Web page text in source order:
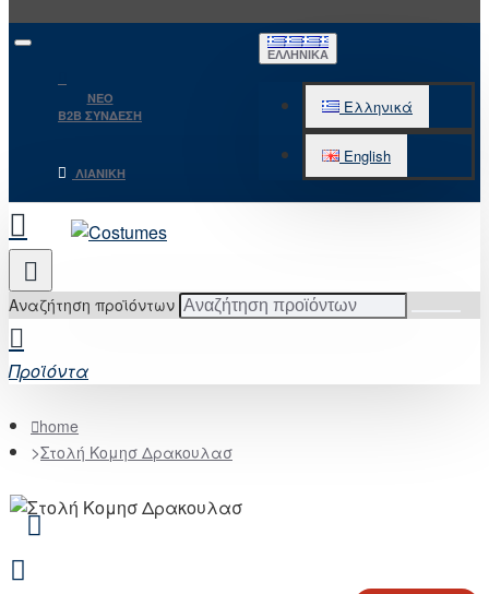
NEO
B2B ΣΥΝΔΕΣΗ
ΛΙΑΝΙΚΉ
ΕΛΛΗΝΙΚΆ
Ελληνικά
English
Αναζήτηση προϊόντων
Προϊόντα
home
Στολή Κομησ Δρακουλασ